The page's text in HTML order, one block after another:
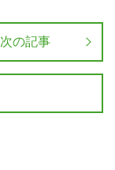
次の記事